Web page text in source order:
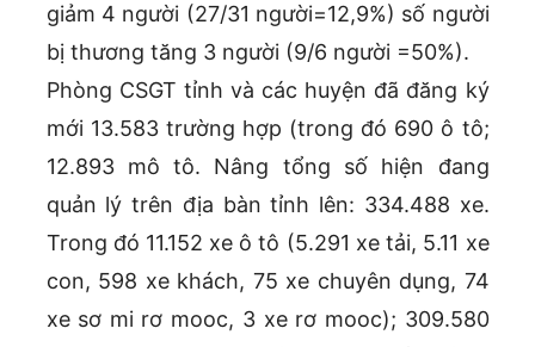
giảm 4 người (27/31 người=12,9%) số người
bị thương tăng 3 người (9/6 người =50%).
Phòng CSGT tỉnh và các huyện đã đăng ký
mới 13.583 trường hợp (trong đó 690 ô tô;
12.893 mô tô. Nâng tổng số hiện đang
quản lý trên địa bàn tỉnh lên: 334.488 xe.
Trong đó 11.152 xe ô tô (5.291 xe tải, 5.11 xe
con, 598 xe khách, 75 xe chuyên dụng, 74
xe sơ mi rơ mooc, 3 xe rơ mooc); 309.580